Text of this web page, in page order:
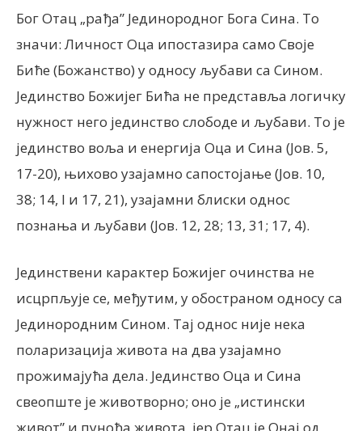
Бог Отац „рађа” Јединородног Бога Сина. То
значи: Личност Оца ипостазира само Своје
Биће (Божанство) у односу љубави са Сином.
Јединство Божијег Бића не представља логичку
нужност него јединство слободе и љубави. То је
јединство воља и енергија Оца и Сина (Јов. 5,
17-20), њихово узајамно сапостојање (Јов. 10,
38; 14, I и 17, 21), узајамни блиски однос
познања и љубави (Јов. 12, 28; 13, 31; 17, 4).
Јединствени карактер Божијег очинства не
исцрпљује се, међутим, у обостраном односу са
Јединородним Сином. Тај однос није нека
поларизација живота на два узајамно
прожимајућа дела. Јединство Оца и Сина
свеопште је животворно; оно је „истински